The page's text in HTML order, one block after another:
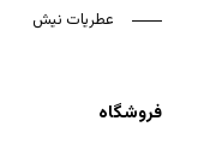
عطریات نیش
فروشگاه